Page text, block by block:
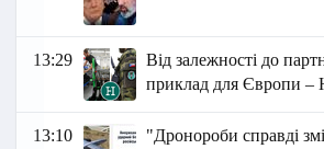
13:29
Від залежності до
приклад для Європи –
13:10
"Дронороби справді